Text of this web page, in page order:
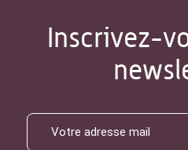
Inscrivez-